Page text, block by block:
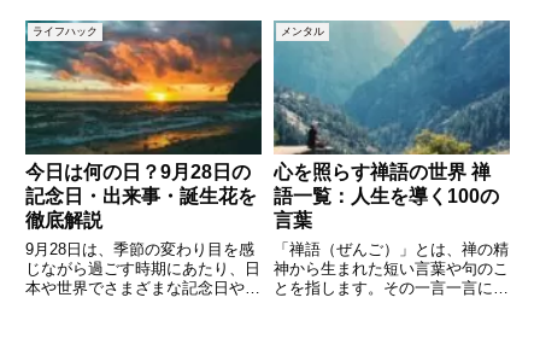
る1日です。世界の出来事から日
本の記念日までを知ることで、何
気ない1日が少し特別に感じられ
るかもしれません。本記事では
で、歴史的な出来事や記念日も多
く存在します。本記事では、4月
23日にまつわる代表的な記念日
や歴史、出来事をわかりやすく
ライフハック
今日は何の日？9月28日の
記念日・出来事・誕生花を
徹底解説
9月28日は、季節の変わり目を感
じながら過ごす時期にあたり、日
本や世界でさまざまな記念日や出
メンタル
心を照らす禅語の世界 禅
語一覧：人生を導く100の
言葉
「禅語（ぜんご）」とは、禅の精
神から生まれた短い言葉や句のこ
とを指します。その一言一言に